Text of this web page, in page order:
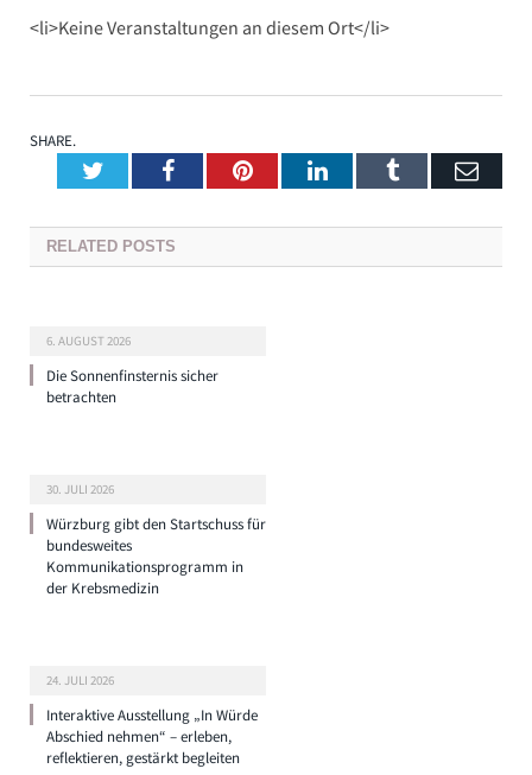
<li>Keine Veranstaltungen an diesem Ort</li>
SHARE.
TwitterFacebookPinterestLinkedInTumblr
RELATED POSTS
6. AUGUST 2026
Die Sonnenfinsternis sicher
betrachten
30. JULI 2026
Würzburg gibt den Startschuss für
bundesweites
Kommunikationsprogramm in
der Krebsmedizin
24. JULI 2026
Interaktive Ausstellung „In Würde
Abschied nehmen“ – erleben,
reflektieren, gestärkt begleiten